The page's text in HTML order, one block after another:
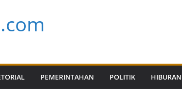
PEMERINTAHAN POLITIK HIBURAN